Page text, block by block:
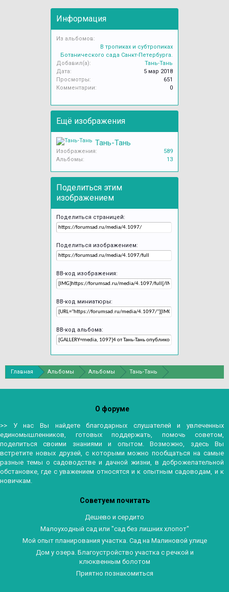
Информация
Из альбомов:
В тропиках и субтропиках
Ботанического сада Санкт-Петербурга.
Добавил(а):
Тань-Тань
Дата:
5 мар 2018
Просмотры:
651
Комментарии:
0
Ещё изображения
Тань-Тань
Изображения:
589
Альбомы:
13
Поделиться этим
изображением
Поделиться страницей:
Поделиться изображением:
BB-код изображения:
BB-код миниатюры:
BB-код альбома:
Главная Альбомы Альбомы
Тань-Тань
О форуме
>> У нас Вы найдете благодарных слушателей и увлеченных
единомышленников, готовых поддержать, помочь советом,
поделиться своими знаниями и опытом. Возможно, здесь Вы
встретите новых друзей, с которыми можно пообщаться на самые
разные темы о садоводстве и дачной жизни, в доброжелательной
обстановке, где с уважением относятся и к опытным садоводам, и к
новичкам.
Советуем почитать
Дешево и сердито
Малоуходный сад или "сад без лишних хлопот"
Мой опыт планирования участка. Сад на Малиновой улице
Дом у озера. Благоустройство участка с речкой и
клюквенным болотом
Приятно познакомиться